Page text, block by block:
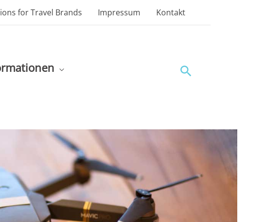
for Travel Brands Impressum Kontakt
Suchen